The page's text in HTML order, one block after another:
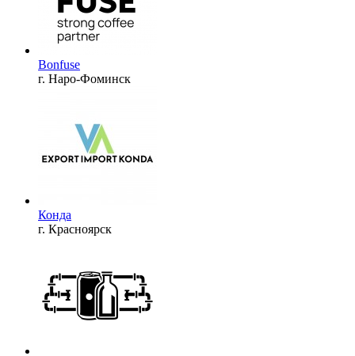
Bonfuse
г. Наро-Фоминск
Конда
г. Красноярск